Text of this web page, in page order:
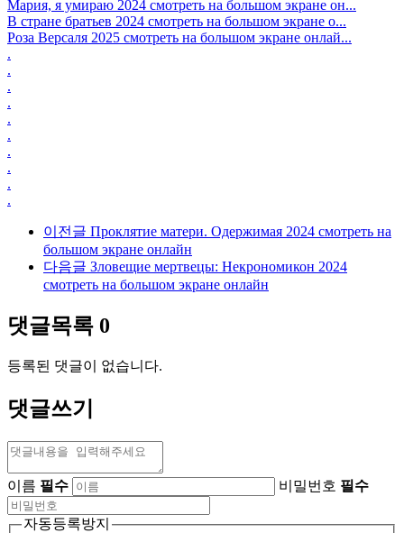
Мария, я умираю 2024 смотреть на большом экране он...
В стране братьев 2024 смотреть на большом экране о...
Роза Версаля 2025 смотреть на большом экране онлай...
.
.
.
.
.
.
.
.
.
.
이전글 Проклятие матери. Одержимая 2024 смотреть на
большом экране онлайн
다음글 Зловещие мертвецы: Некрономикон 2024
смотреть на большом экране онлайн
댓글목록 0
등록된 댓글이 없습니다.
댓글쓰기
이름 필수 비밀번호 필수
자동등록방지